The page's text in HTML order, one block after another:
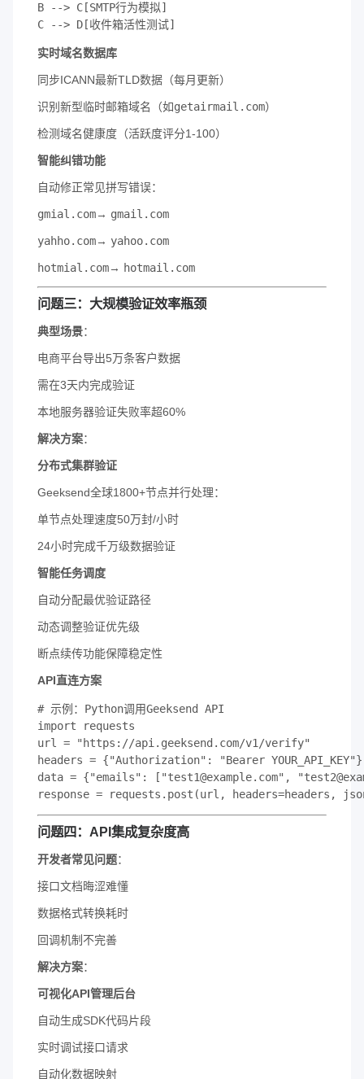
B --> C[SMTP行为模拟]
C --> D[收件箱活性测试]
​实时域名数据库​
同步ICANN最新TLD数据（每月更新）
识别新型临时邮箱域名（如getairmail.com）
检测域名健康度（活跃度评分1-100）
​智能纠错功能​
自动修正常见拼写错误：
gmial.com→ gmail.com
yahho.com→ yahoo.com
hotmial.com→ hotmail.com
​问题三：大规模验证效率瓶颈​
​典型场景​​：
电商平台导出5万条客户数据
需在3天内完成验证
本地服务器验证失败率超60%
​解决方案​​：
​分布式集群验证​
Geeksend全球1800+节点并行处理：
单节点处理速度50万封/小时
24小时完成千万级数据验证
​智能任务调度​
自动分配最优验证路径
动态调整验证优先级
断点续传功能保障稳定性
​API直连方案​
# 示例：Python调用Geeksend API
import requests
url = "https://api.geeksend.com/v1/verify"
headers = {"Authorization": "Bearer YOUR_API_KEY"}
data = {"emails": ["test1@example.com",
response = requests.post(url, headers=headers,
​问题四：API集成复杂度高​
​开发者常见问题​​：
接口文档晦涩难懂
数据格式转换耗时
回调机制不完善
​解决方案​​：
​可视化API管理后台​
自动生成SDK代码片段
实时调试接口请求
自动化数据映射